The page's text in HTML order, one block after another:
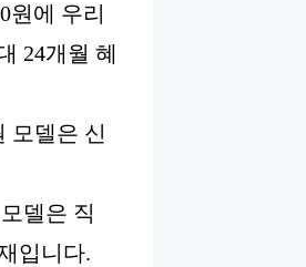
원에 우리
24개월 혜
모델은 신
델은 직
입니다.